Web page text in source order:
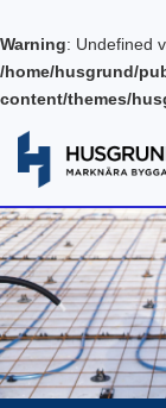
Warning: Undefined
/home/husgrund/
content/themes/